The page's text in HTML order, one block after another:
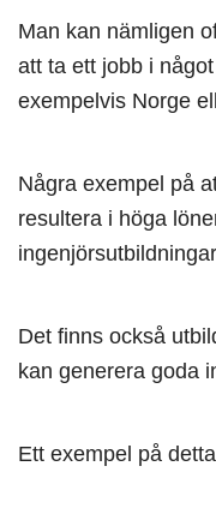
Man kan nämligen
att ta ett jobb i
exempelvis Norge
Några exempel på
resultera i höga
Det finns också
kan generera goda
Ett exempel på